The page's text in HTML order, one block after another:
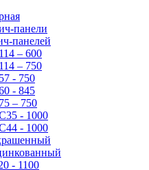
панели
панелей
– 600
– 750
- 750
- 845
– 750
- 1000
- 1000
- 1100